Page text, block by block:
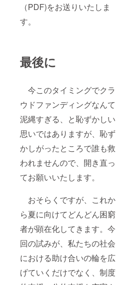
（PDF)をお送りいたしま
す。
最後に
今このタイミングでクラ
ウドファンディングなんて
泥縄すぎる、と恥ずかしい
思いではありますが、恥ず
かしがったところで誰も救
われませんので、開き直っ
てお願いいたします。
おそらくですが、これか
ら夏に向けてどんどん困窮
者が顕在化してきます。今
回の試みが、私たちの社会
における助け合いの輪を広
げていくだけでなく、制度